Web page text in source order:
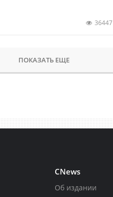
36447
ПОКАЗАТЬ ЕЩЕ
CNews
Об издании